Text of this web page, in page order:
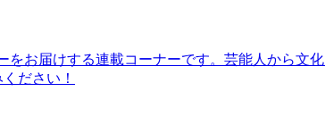
お届けする連載コーナーです。芸能人から文化
ださい！